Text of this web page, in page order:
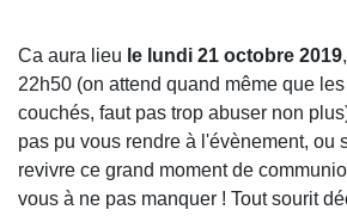
Ca aura lieu le lundi 21 octobre 2019
22h50 (on attend quand même que
couchés, faut pas trop abuser non
pas pu vous rendre à l'évènement, ou
revivre ce grand moment de
vous à ne pas manquer ! Tout sourit